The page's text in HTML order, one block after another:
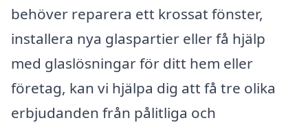
behöver reparera ett krossat fönster,
installera nya glaspartier eller få hjälp
med glaslösningar för ditt hem eller
företag, kan vi hjälpa dig att få tre olika
erbjudanden från pålitliga och